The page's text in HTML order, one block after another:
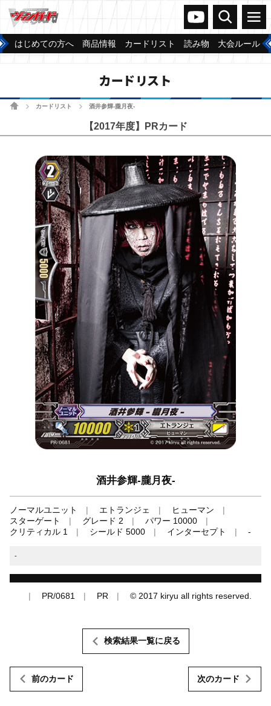
ヴァンガードch
検索 メニュー
はじめての方へ 商品情報 カードリスト 読み物 大会ルール
カードリスト
ホームカードリスト 酒井参輝-朧月夜-
【2017年度】PRカード
酒井参輝-朧月夜-
ノーマルユニット エトランジェ
ヒューマン
スターゲート
グレード 2
パワー 10000
クリティカル 1
シールド 5000 インターセプト -
-
PR/0681 PR © 2017 kiryu all rights reserved.
前のカード
検索結果一覧に戻る
次のカード